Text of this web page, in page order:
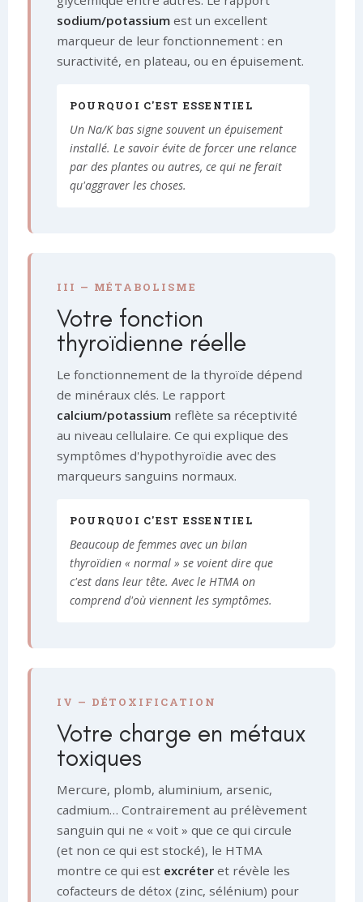
sodium/potassium est un excellent
marqueur de leur fonctionnement : en
suractivité, en plateau, ou en épuisement.
POURQUOI C'EST ESSENTIEL
Un Na/K bas signe souvent un épuisement
installé. Le savoir évite de forcer une relance
par des plantes ou autres, ce qui ne ferait
qu'aggraver les choses.
III — MÉTABOLISME
Votre fonction
thyroïdienne réelle
Le fonctionnement de la thyroïde dépend
de minéraux clés. Le rapport
calcium/potassium reflète sa réceptivité
au niveau cellulaire. Ce qui explique des
symptômes d'hypothyroïdie avec des
marqueurs sanguins normaux.
POURQUOI C'EST ESSENTIEL
Beaucoup de femmes avec un bilan
thyroïdien « normal » se voient dire que
c'est dans leur tête. Avec le HTMA on
comprend d'où viennent les symptômes.
IV — DÉTOXIFICATION
Votre charge en métaux
toxiques
Mercure, plomb, aluminium, arsenic,
cadmium… Contrairement au prélèvement
sanguin qui ne « voit » que ce qui circule
(et non ce qui est stocké), le HTMA
montre ce qui est excréter et révèle les
cofacteurs de détox (zinc, sélénium) pour